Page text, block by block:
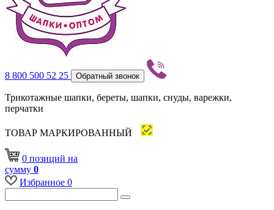
8 800 500 52 25 Обратный звонок
Трикотажные шапки, береты, шапки, снуды, варежки,
перчатки
ТОВАР МАРКИРОВАННЫЙ
0 позиций на
сумму 0
Избранное 0